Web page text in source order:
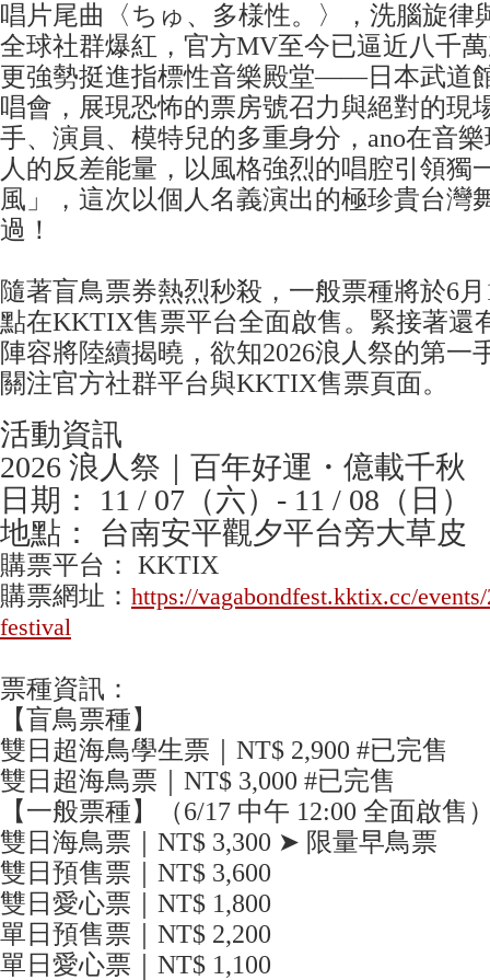
唱片尾曲〈ちゅ、多様性。〉，洗腦旋律
全球社群爆紅，官方MV至今已逼近八千
更強勢挺進指標性音樂殿堂——日本武道
唱會，展現恐怖的票房號召力與絕對的現
手、演員、模特兒的多重身分，ano在音
人的反差能量，以風格強烈的唱腔引領獨
風」，這次以個人名義演出的極珍貴台灣
過！
隨著盲鳥票券熱烈秒殺，一般票種將於6
點在KKTIX售票平台全面啟售。緊接著還
陣容將陸續揭曉，欲知2026浪人祭的第一
關注官方社群平台與KKTIX售票頁面。
活動資訊
2026 浪人祭｜百年好運・億載千秋
日期： 11 / 07（六）- 11 / 08（日）
地點： 台南安平觀夕平台旁大草皮
購票平台： KKTIX
購票網址： https://vagabondfest.kktix.cc/
festival
票種資訊：
【盲鳥票種】
雙日超海鳥學生票｜NT$ 2,900 #已完售
雙日超海鳥票｜NT$ 3,000 #已完售
【一般票種】（6/17 中午 12:00 全面啟售
雙日海鳥票｜NT$ 3,300 ➤ 限量早鳥票
雙日預售票｜NT$ 3,600
雙日愛心票｜NT$ 1,800
單日預售票｜NT$ 2,200
單日愛心票｜NT$ 1,100